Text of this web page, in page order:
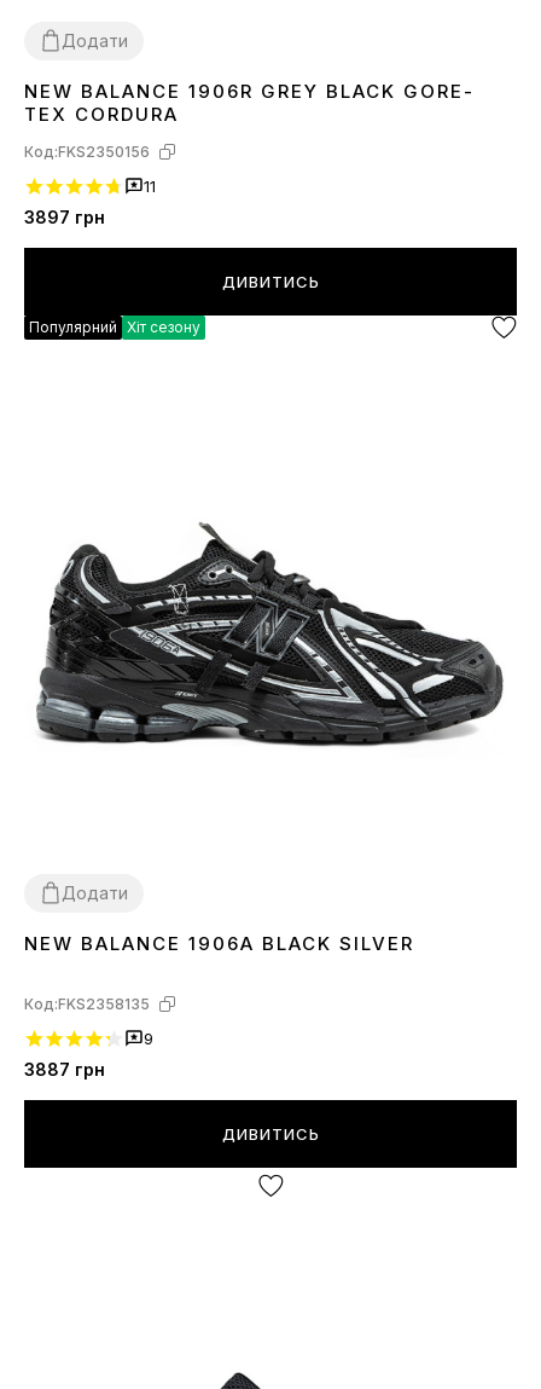
Додати
4142 43444546
NEW BALANCE 1906R GREY BLACK GORE-
TEX CORDURA
Код:FKS2350156
11
3897 грн
ДИВИТИСЬ
Популярний Хіт сезону
Додати
3738 394041
NEW BALANCE 1906A BLACK SILVER
Код:FKS2358135
9
3887 грн
ДИВИТИСЬ